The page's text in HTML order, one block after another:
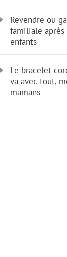
Revendre ou
familiale après
enfants
Le bracelet
va avec tout,
mamans